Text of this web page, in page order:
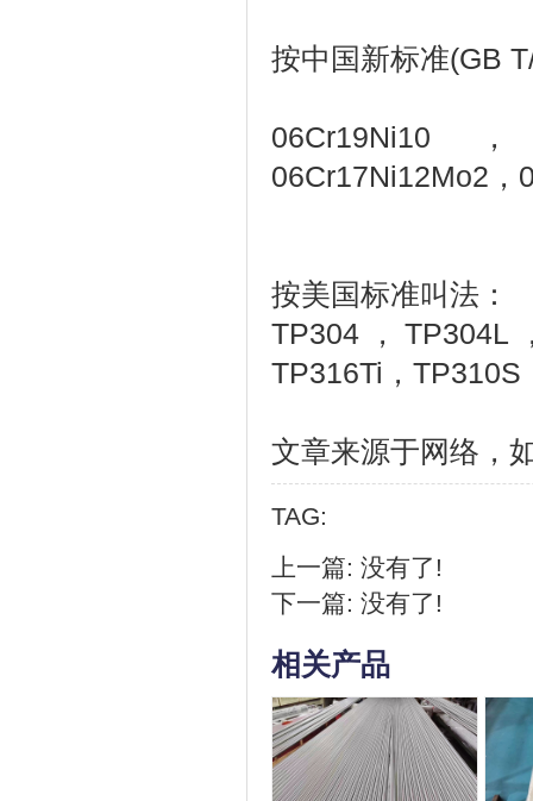
按中国新标准(GB
06Cr19Ni10
06Cr17Ni12Mo2，
按美国标准叫法：
TP304，TP304L
TP316Ti，
文章来源于网络，
TAG:
上一篇: 没有了!
下一篇: 没有了!
相关产品